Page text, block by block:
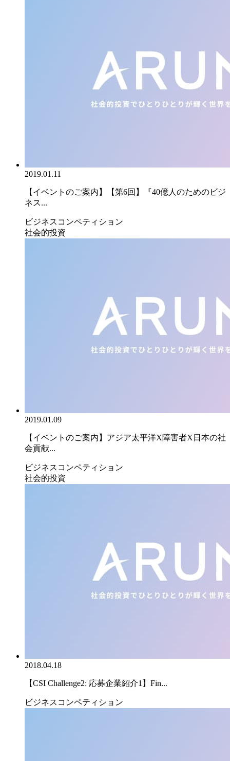
2019.01.11
【イベントのご案内】【第6回】『40億人のためのビジ
ネス...
ビジネスコンペティション
社会的投資
2019.01.09
【イベントのご案内】アジア太平洋X障害者X日本の社
会貢献...
ビジネスコンペティション
社会的投資
2018.04.18
【CSI Challenge2: 応募企業紹介1】Fin...
ビジネスコンペティション